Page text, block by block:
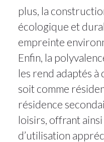
plus, la
écologique et
empreinte
Enfin, la
les rend adaptés à
soit comme
résidence
loisirs, offrant
d’utilisation